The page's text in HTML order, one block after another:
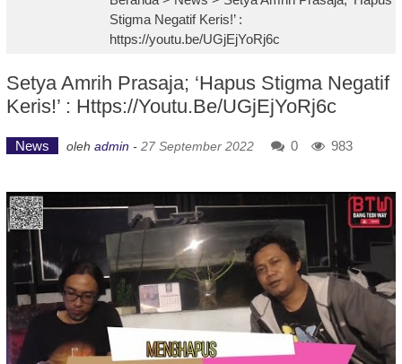
Stigma Negatif Keris!’ :
https://youtu.be/UGjEjYoRj6c
Setya Amrih Prasaja; ‘Hapus Stigma Negatif
Keris!’ : Https://youtu.be/UGjEjYoRj6c
News oleh admin - 27 September 2022 0 983